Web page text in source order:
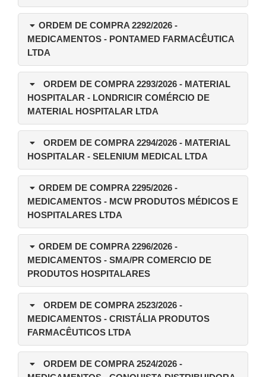
ORDEM DE COMPRA 2292/2026 -
MEDICAMENTOS - PONTAMED FARMACÊUTICA
LTDA
ORDEM DE COMPRA 2293/2026 - MATERIAL
HOSPITALAR - LONDRICIR COMÉRCIO DE
MATERIAL HOSPITALAR LTDA
ORDEM DE COMPRA 2294/2026 - MATERIAL
HOSPITALAR - SELENIUM MEDICAL LTDA
ORDEM DE COMPRA 2295/2026 -
MEDICAMENTOS - MCW PRODUTOS MÉDICOS E
HOSPITALARES LTDA
ORDEM DE COMPRA 2296/2026 -
MEDICAMENTOS - SMA/PR COMERCIO DE
PRODUTOS HOSPITALARES
ORDEM DE COMPRA 2523/2026 -
MEDICAMENTOS - CRISTÁLIA PRODUTOS
FARMACÊUTICOS LTDA
ORDEM DE COMPRA 2524/2026 -